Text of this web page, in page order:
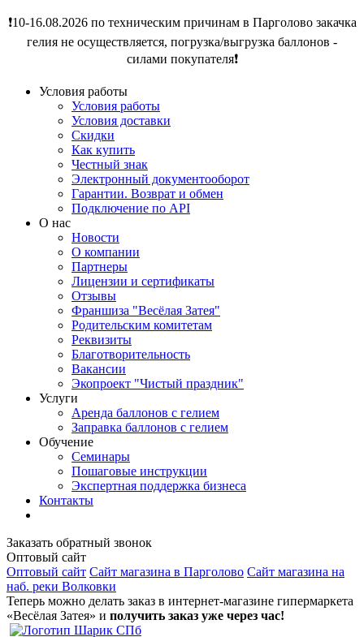
❗️10-16.08.2026 по техническим причинам в Парголово закачка
гелия не осуществляется, погрузка/выгрузка баллонов -
силами покупателя❗️
Условия работы
Условия работы
Условия доставки
Скидки
Как купить
Честный знак
Электронный документооборот
Гарантии. Возврат и обмен
Подключение по API
О нас
Новости
О компании
Партнеры
Лицензии и сертификаты
Отзывы
Франшиза "Весёлая Затея"
Родительским комитетам
Реквизиты
Благотворительность
Вакансии
Экопроект "Чистый праздник"
Услуги
Аренда баллонов с гелием
Заправка баллонов с гелием
Обучение
Семинары
Пошаговые инструкции
Экспертная поддержка бизнеса
Контакты
Заказать обратный звонок
Оптовый сайт
Оптовый сайт Сайт магазина в Парголово Сайт магазина на
наб. реки Волковки
Теперь можно делать заказ в интернет-магазине гипермаркета
«Весёлая Затея» и получить заказ уже через час!